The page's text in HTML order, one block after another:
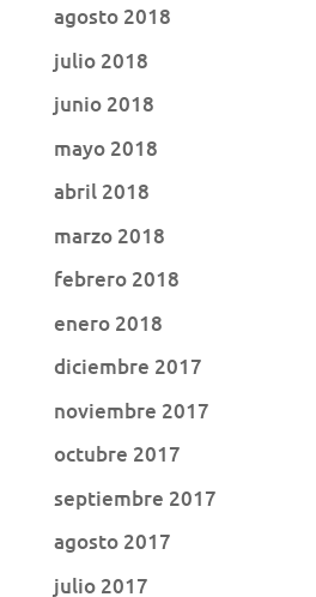
agosto 2018
julio 2018
junio 2018
mayo 2018
abril 2018
marzo 2018
febrero 2018
enero 2018
diciembre 2017
noviembre 2017
octubre 2017
septiembre 2017
agosto 2017
julio 2017